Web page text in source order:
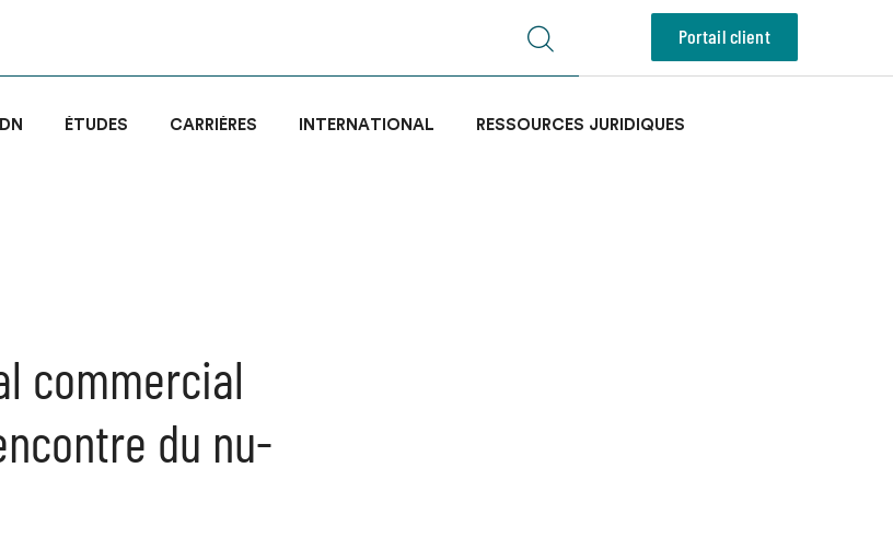
Portail client
ÉTUDES CARRIÈRES INTERNATIONAL RESSOURCES JURIDIQUES
commercial
du nu-